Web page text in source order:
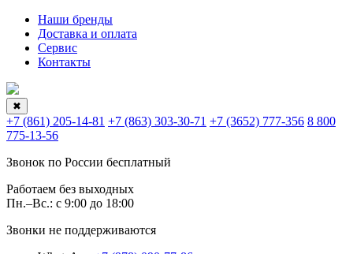
Наши бренды
Доставка и оплата
Сервис
Контакты
✖
+7 (861) 205-14-81 +7 (863) 303-30-71 +7 (3652) 777-356 8 800
775-13-56
Звонок по России бесплатный
Работаем без выходных
Пн.–Вс.: с 9:00 до 18:00
Звонки не поддерживаются